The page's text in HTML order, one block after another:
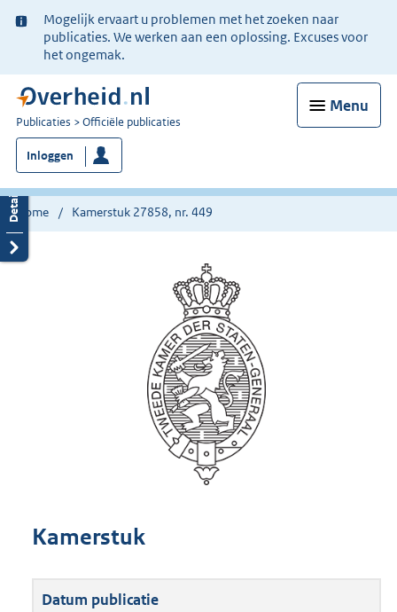
Ter
informatie:
Mogelijk ervaart u problemen met het zoeken naar
publicaties. We werken aan een oplossing. Excuses voor
het ongemak.
Menu
U
bent
nu
hier:
Publicaties Officiële publicaties
Inloggen
Home Kamerstuk 27858, nr. 449
Kamerstuk